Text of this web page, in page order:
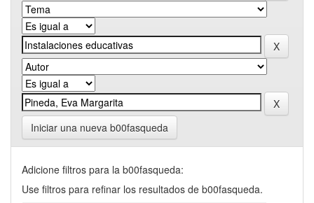
Iniciar una nueva b00fasqueda
Adicione filtros para la b00fasqueda:
Use filtros para refinar los resultados de b00fasqueda.